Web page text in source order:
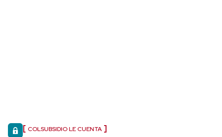
COLSUBSIDIO LE CUENTA